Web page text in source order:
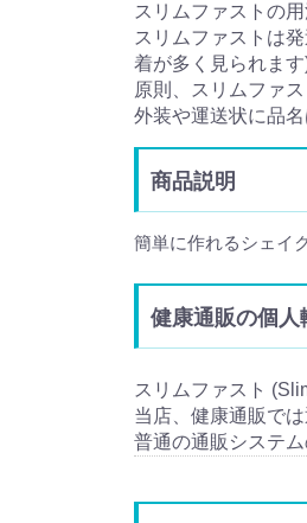
スリムファストの
スリムファストは
着が多く見られま
原則、スリムファ
外装や運送状に品
商品説明
簡単に作れるシェイ
健康通販の個人
スリムファスト
当店、健康通販で
普通の通販システ